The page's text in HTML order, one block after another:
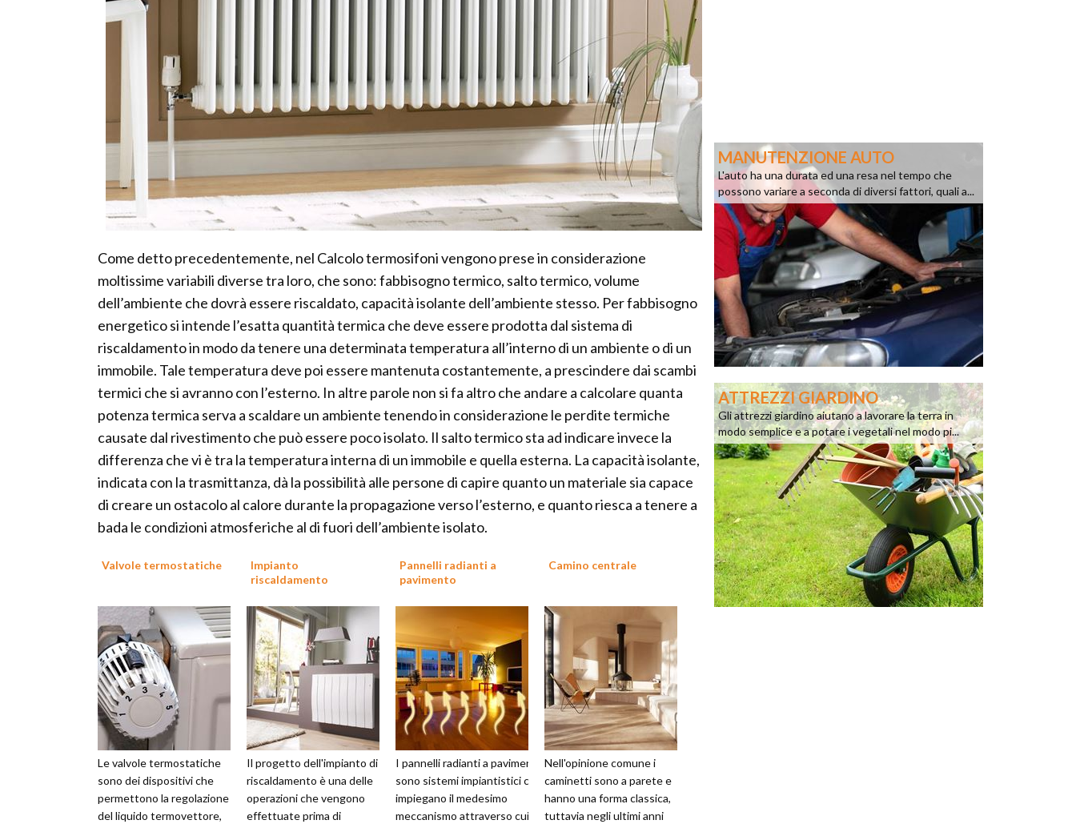
Come detto precedentemente, nel Calcolo termosifoni vengono prese in considerazione
moltissime variabili diverse tra loro, che sono: fabbisogno termico, salto termico, volume
dell’ambiente che dovrà essere riscaldato, capacità isolante dell’ambiente stesso. Per fabbisogno
energetico si intende l’esatta quantità termica che deve essere prodotta dal sistema di
riscaldamento in modo da tenere una determinata temperatura all’interno di un ambiente o di un
immobile. Tale temperatura deve poi essere mantenuta costantemente, a prescindere dai scambi
termici che si avranno con l’esterno. In altre parole non si fa altro che andare a calcolare quanta
potenza termica serva a scaldare un ambiente tenendo in considerazione le perdite termiche
causate dal rivestimento che può essere poco isolato. Il salto termico sta ad indicare invece la
differenza che vi è tra la temperatura interna di un immobile e quella esterna. La capacità isolante,
indicata con la trasmittanza, dà la possibilità alle persone di capire quanto un materiale sia capace
di creare un ostacolo al calore durante la propagazione verso l’esterno, e quanto riesca a tenere a
bada le condizioni atmosferiche al di fuori dell’ambiente isolato.
Valvole termostatiche
Le valvole termostatiche
sono dei dispositivi che
permettono la regolazione
del liquido termovettore,
Impianto
riscaldamento
Il progetto dell'impianto di
riscaldamento è una delle
operazioni che vengono
effettuate prima di
Pannelli radianti a
pavimento
I pannelli radianti a pavimento
sono sistemi impiantistici che
impiegano il medesimo
meccanismo attraverso cui il
Camino centrale
Nell'opinione comune i
caminetti sono a parete e
hanno una forma classica,
tuttavia negli ultimi anni
MANUTENZIONE AUTO
L'auto ha una durata ed una resa nel tempo che
possono variare a seconda di diversi fattori, quali a...
ATTREZZI GIARDINO
Gli attrezzi giardino aiutano a lavorare la terra in
modo semplice e a potare i vegetali nel modo pi...